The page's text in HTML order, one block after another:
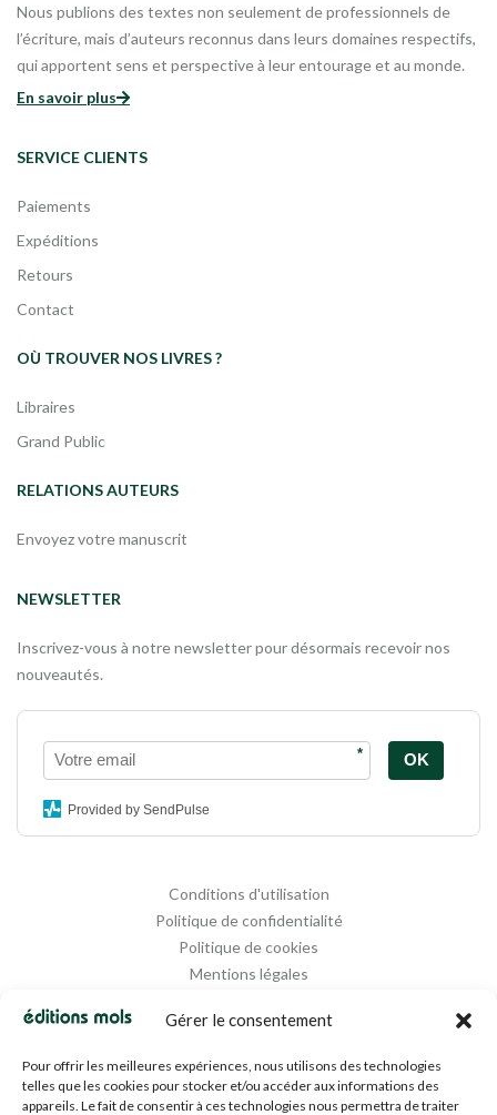
Gérer le consentement
Pour offrir les meilleures expériences, nous utilisons des technologies
telles que les cookies pour stocker et/ou accéder aux informations des
appareils. Le fait de consentir à ces technologies nous permettra de traiter
Nous publions des textes non seulement de professionnels de
l’écriture, mais d’auteurs reconnus dans leurs domaines respectifs,
qui apportent sens et perspective à leur entourage et au monde.
En savoir plus
SERVICE CLIENTS
Paiements
Expéditions
Retours
Contact
OÙ TROUVER NOS LIVRES ?
Libraires
Grand Public
RELATIONS AUTEURS
Envoyez votre manuscrit
NEWSLETTER
Inscrivez-vous à notre newsletter pour désormais recevoir nos
nouveautés.
* OK
Provided by SendPulse
Conditions d'utilisation
Politique de confidentialité
Politique de cookies
Mentions légales